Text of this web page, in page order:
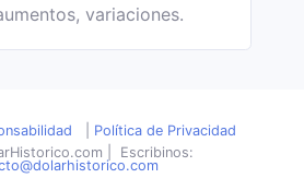
variaciones.
Política de Privacidad
Escribinos: